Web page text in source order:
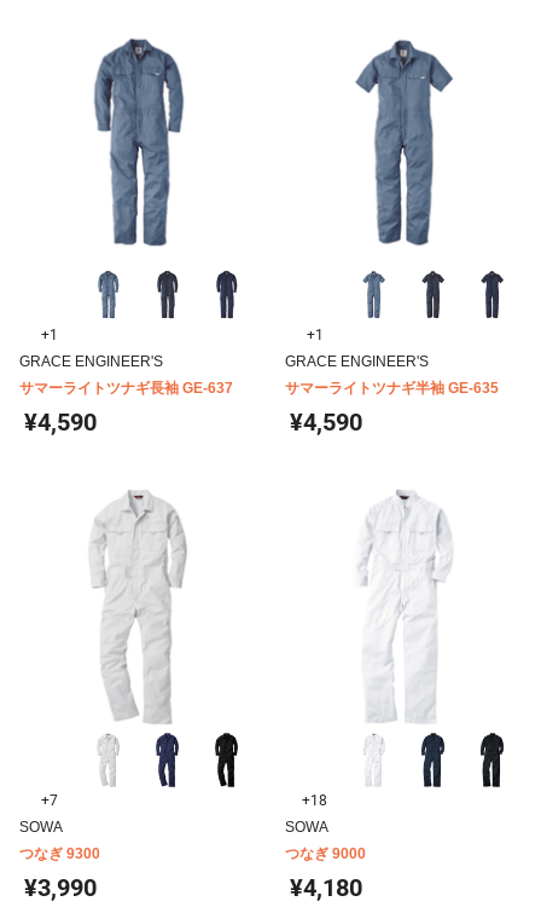
+1
GRACE ENGINEER'S
サマーライトツナギ長袖 GE-637
¥4,590
+1
GRACE ENGINEER'S
サマーライトツナギ半袖 GE-635
¥4,590
+7
SOWA
つなぎ 9300
¥3,990
+18
SOWA
つなぎ 9000
¥4,180